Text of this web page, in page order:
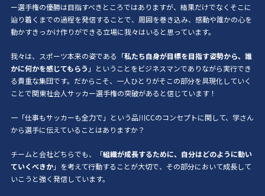
ー選手権の優勝は目指すべきところではありますが、結果だけでなくそこに
辿り着くまでの過程を発信することで、周囲を巻き込み、感動や誰かの心を
動かすきっかけ作りができる立場に我々はいると思っています。
我々は、スポーツ本来の姿である「私たち自身が目標を目指す姿勢から、誰
かに何かを感じてもらう 」ということをビジネスマンでありながら実行でき
る貴重な集団です。だからこそ、一人ひとりがそこの部分を具現化していく
ことで関東社会人サッカー選手権の突破があると信じています！
一「仕事もサッカーも全力で」という品川CCのコンセプトに関して、学さん
から選手に伝えていることはありますか？
チームと会社どちらでも、「組織が成長するために、自分はどのように動い
ていくべきか」を考えて行動することが大切で、その部分において成長して
いこうと強く発信しています。